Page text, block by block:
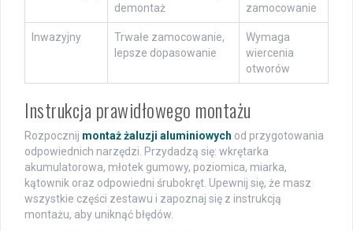
demontaż
zamocowanie
Inwazyjny
Trwałe zamocowanie,
lepsze dopasowanie
Wymaga
wiercenia
otworów
Instrukcja prawidłowego montażu
Rozpocznij montaż żaluzji aluminiowych od przygotowania
odpowiednich narzędzi. Przydadzą się: wkrętarka
akumulatorowa, młotek gumowy, poziomica, miarka,
kątownik oraz odpowiedni śrubokręt. Upewnij się, że masz
wszystkie części zestawu i zapoznaj się z instrukcją
montażu, aby uniknąć błędów.